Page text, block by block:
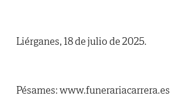
Liérganes, 18 de julio de 2025.
Pésames: www.funerariacarrera.es